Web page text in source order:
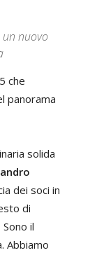
nuovo
che
panorama
solida
dei soci in
di
il
Abbiamo